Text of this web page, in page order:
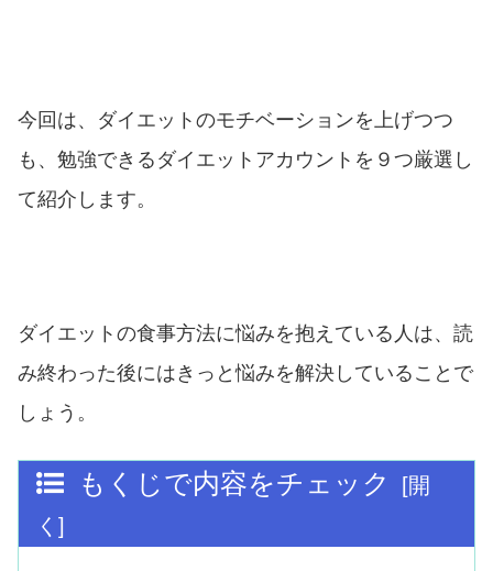
今回は、ダイエットのモチベーションを上げつつ
も、勉強できるダイエットアカウントを９つ厳選し
て紹介します。
ダイエットの食事方法に悩みを抱えている人は、読
み終わった後にはきっと悩みを解決していることで
しょう。
もくじで内容をチェック